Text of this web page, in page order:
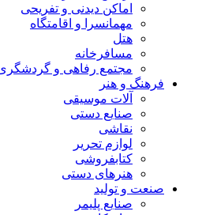
اماکن دیدنی و تفریحی
مهمانسرا و اقامتگاه
هتل
مسافرخانه
مجتمع رفاهی و گردشگری
فرهنگ و هنر
آلات موسیقی
صنایع دستی
نقاشی
لوازم تحریر
کتابفروشی
هنرهای دستی
صنعت و تولید
صنایع پلیمر